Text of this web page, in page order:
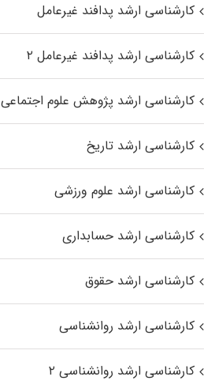
کارشناسی ارشد پدافند غیرعامل
کارشناسی ارشد پدافند غیرعامل ۲
کارشناسی ارشد پژوهش علوم اجتماعی
کارشناسی ارشد تاریخ
کارشناسی ارشد علوم ورزشی
کارشناسی ارشد حسابداری
کارشناسی ارشد حقوق
کارشناسی ارشد روانشناسی
کارشناسی ارشد روانشناسی ۲